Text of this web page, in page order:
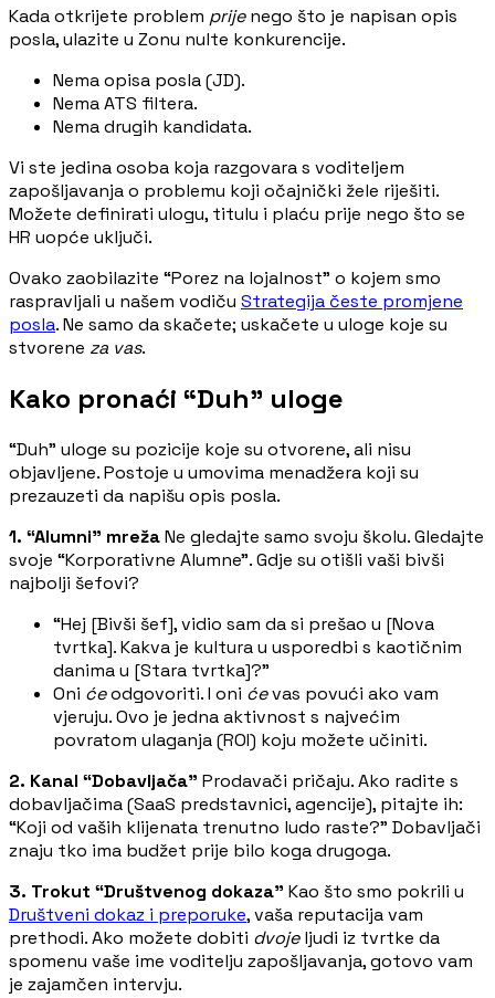
Kada otkrijete problem prijenego što je napisan opis
posla, ulazite u Zonu nulte konkurencije.
Nema opisa posla (JD).
Nema ATS filtera.
Nema drugih kandidata.
Vi ste jedina osoba koja razgovara s voditeljem
zapošljavanja o problemu koji očajnički žele riješiti.
Možete definirati ulogu, titulu i plaću prije nego što se
HR uopće uključi.
Ovako zaobilazite “Porez na lojalnost” o kojem smo
raspravljali u našem vodiču Strategija česte promjene
posla. Ne samo da skačete; uskačete u uloge koje su
stvorene za vas.
Kako pronaći “Duh” uloge
“Duh” uloge su pozicije koje su otvorene, ali nisu
objavljene. Postoje u umovima menadžera koji su
prezauzeti da napišu opis posla.
1. “Alumni” mrežaNe gledajte samo svoju školu. Gledajte
svoje “Korporativne Alumne”. Gdje su otišli vaši bivši
najbolji šefovi?
“Hej [Bivši šef], vidio sam da si prešao u [Nova
tvrtka]. Kakva je kultura u usporedbi s kaotičnim
danima u [Stara tvrtka]?”
Oni ćeodgovoriti. I oni ćevas povući ako vam
vjeruju. Ovo je jedna aktivnost s najvećim
povratom ulaganja (ROI) koju možete učiniti.
2. Kanal “Dobavljača” Prodavači pričaju. Ako radite s
dobavljačima (SaaS predstavnici, agencije), pitajte ih:
“Koji od vaših klijenata trenutno ludo raste?” Dobavljači
znaju tko ima budžet prije bilo koga drugoga.
3. Trokut “Društvenog dokaza” Kao što smo pokrili u
Društveni dokaz i preporuke, vaša reputacija vam
prethodi. Ako možete dobiti dvojeljudi iz tvrtke da
spomenu vaše ime voditelju zapošljavanja, gotovo vam
je zajamčen intervju.